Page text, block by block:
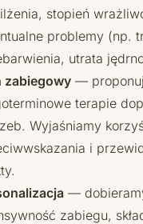
stopień
problemy (np.
utrata
zabiegowy —
terapie
Wyjaśniamy
i
—
zabiegu,